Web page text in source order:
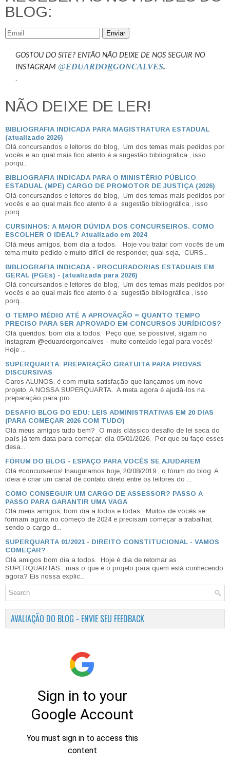
BLOG:
Enviar
GOSTOU DO SITE? ENTÃO NÃO DEIXE DE NOS SEGUIR NO
INSTAGRAM @EDUARDORGONCALVES.
.
NÃO DEIXE DE LER!
BIBLIOGRAFIA INDICADA PARA MAGISTRATURA ESTADUAL
(atualizado 2026)
Olá concursandos e leitores do blog, Um dos temas mais pedidos por
vocês e ao qual mais fico atento é a sugestão bibliográfica , isso
porqu...
BIBLIOGRAFIA INDICADA PARA O MINISTÉRIO PÚBLICO
ESTADUAL (MPE) CARGO DE PROMOTOR DE JUSTIÇA (2026)
Olá concursandos e leitores do blog, Um dos temas mais pedidos por
vocês e ao qual mais fico atento é a sugestão bibliográfica , isso
porq...
CURSINHOS: A MAIOR DÚVIDA DOS CONCURSEIROS. COMO
ESCOLHER O IDEAL? Atualizado em 2024
Olá meus amigos, bom dia a todos. Hoje vou tratar com vocês de um
tema muito pedido e muito difícil de responder, qual seja, CURS...
BIBLIOGRAFIA INDICADA - PROCURADORIAS ESTADUAIS EM
GERAL (PGEs) - (atualizada para 2026)
Olá concursandos e leitores do blog, Um dos temas mais pedidos por
vocês e ao qual mais fico atento é a sugestão bibliográfica , isso
porq...
O TEMPO MÉDIO ATÉ A APROVAÇÃO = QUANTO TEMPO
PRECISO PARA SER APROVADO EM CONCURSOS JURÍDICOS?
Olá queridos, bom dia a todos. Peço que, se possível, sigam no
Instagram @eduardorgoncalves - muito conteúdo legal para vocês!
Hoje ...
SUPERQUARTA: PREPARAÇÃO GRATUITA PARA PROVAS
DISCURSIVAS
Caros ALUNOS, é com muita satisfação que lançamos um novo
projeto, A NOSSA SUPERQUARTA. A meta agora é ajudá-los na
preparação para pro...
DESAFIO BLOG DO EDU: LEIS ADMINISTRATIVAS EM 20 DIAS
(PARA COMEÇAR 2026 COM TUDO)
Olá meus amigos tudo bem? O mais clássico desafio de lei seca do
país já tem data para começar: dia 05/01/2026. Por que eu faço esses
desa...
FÓRUM DO BLOG - ESPAÇO PARA VOCÊS SE AJUDAREM
Olá #concurseiros! Inauguramos hoje, 20/08/2019 , o fórum do blog. A
ideia é criar um canal de contato direto entre os leitores do ...
COMO CONSEGUIR UM CARGO DE ASSESSOR? PASSO A
PASSO PARA GARANTIR UMA VAGA
Olá meus amigos, bom dia a todos e todas. Muitos de vocês se
formam agora no começo de 2024 e precisam começar a trabalhar,
sendo o cargo d...
SUPERQUARTA 01/2021 - DIREITO CONSTITUCIONAL - VAMOS
COMEÇAR?
Olá amigos bom dia a todos. Hoje é dia de retomar as
SUPERQUARTAS , mas o que é o projeto para quem está conhecendo
agora? Eis nossa explic...
AVALIAÇÃO DO BLOG - ENVIE SEU FEEDBACK